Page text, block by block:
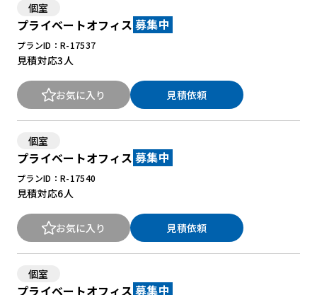
New Office Styleとは
個室
プライベートオフィス 募集中
プランID：R-17537
見積対応3人
お気に入り 見積依頼
個室
プライベートオフィス 募集中
プランID：R-17540
見積対応6人
お気に入り 見積依頼
個室
プライベートオフィス 募集中